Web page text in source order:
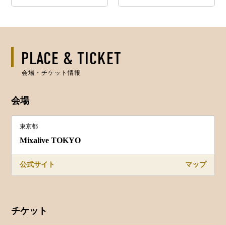
PLACE & TICKET
会場・チケット情報
会場
東京都
Mixalive TOKYO
公式サイト マップ
チケット